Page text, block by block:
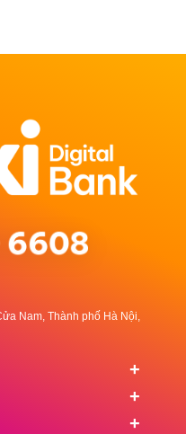
Nam, Thành phố Hà Nội,
+
+
+